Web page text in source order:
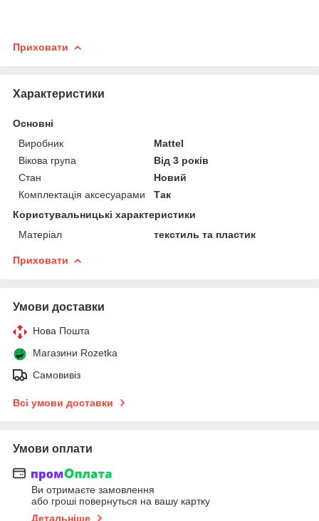
Приховати
Характеристики
Основні
Виробник
Mattel
Вікова група
Від 3 років
Стан
Новий
Комплектація аксесуарами
Так
Користувальницькі характеристики
Матеріал
текстиль та пластик
Приховати
Умови доставки
Нова Пошта
Магазини Rozetka
Самовивіз
Всі умови доставки
Умови оплати
Ви отримаєте замовлення
або гроші повернуться на вашу картку
Детальніше